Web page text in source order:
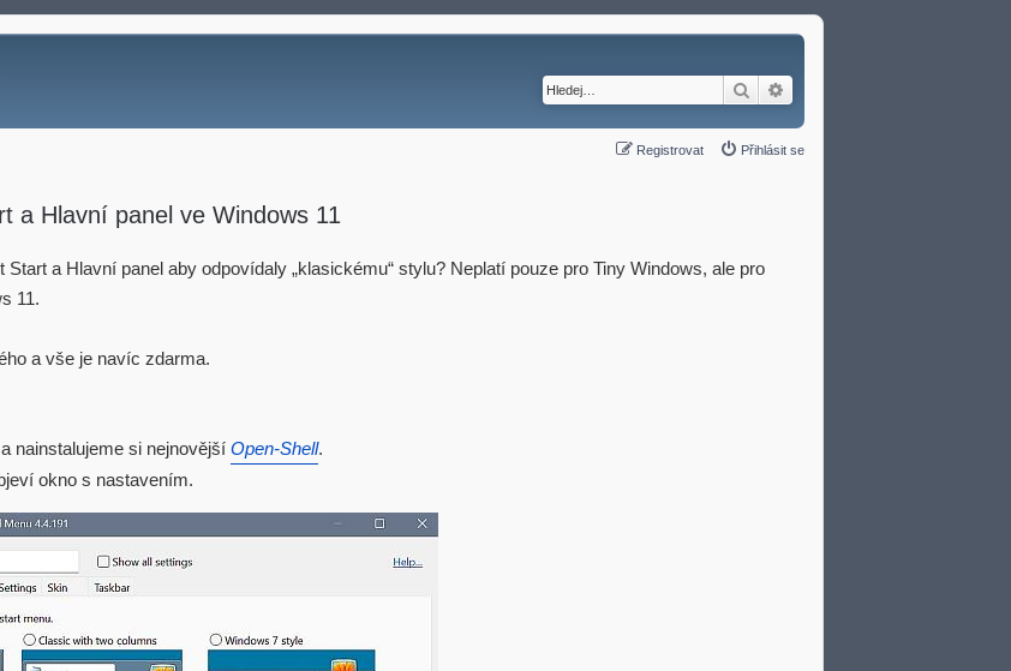
Hledat
Registrovat Přihlásit se
a Hlavní panel ve Windows 11
Start a Hlavní panel aby odpovídaly „klasickému“ stylu? Neplatí pouze pro Tiny Windows, ale pro
11.
a vše je navíc zdarma.
nainstalujeme si nejnovější Open-Shell.
okno s nastavením.